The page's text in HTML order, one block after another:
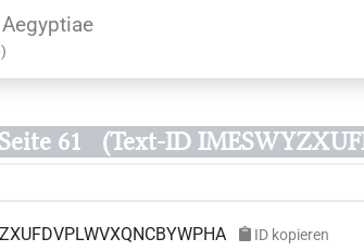
)
61 (Text-ID
ID kopieren